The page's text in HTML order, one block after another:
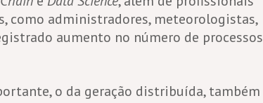
como administradores, meteorologistas,
aumento no número de processos
o da geração distribuída, também